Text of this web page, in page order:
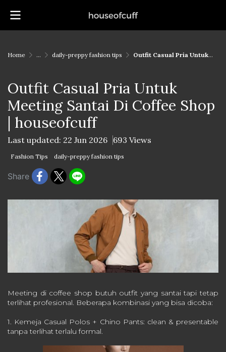
Home ... daily-preppy fashion tips Outfit Casual Pria Untuk Meeting Santai Di Coffee Shop | houseofcuff
Outfit Casual Pria Untuk
Meeting Santai Di Coffee Shop
| houseofcuff
Last updated: 22 Jun 2026 693 Views
Fashion Tips daily-preppy fashion tips
Share
Meeting di coffee shop butuh outfit yang santai tapi tetap
terlihat profesional. Beberapa kombinasi yang bisa dicoba:
1. Kemeja Casual Polos + Chino Pants: clean & presentable
tanpa terlihat terlalu formal.